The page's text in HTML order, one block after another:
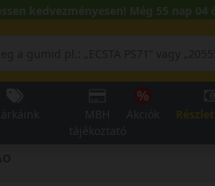
kedvezményesen! Még 55 nap 04